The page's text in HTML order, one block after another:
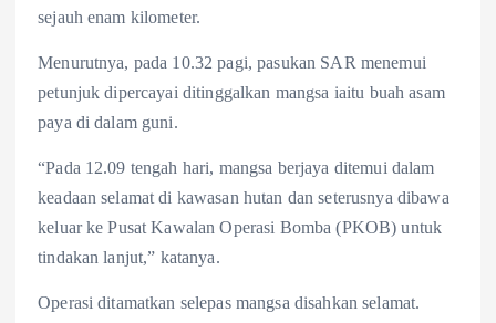
sejauh enam kilometer.
Menurutnya, pada 10.32 pagi, pasukan SAR menemui
petunjuk dipercayai ditinggalkan mangsa iaitu buah asam
paya di dalam guni.
“Pada 12.09 tengah hari, mangsa berjaya ditemui dalam
keadaan selamat di kawasan hutan dan seterusnya dibawa
keluar ke Pusat Kawalan Operasi Bomba (PKOB) untuk
tindakan lanjut,” katanya.
Operasi ditamatkan selepas mangsa disahkan selamat.